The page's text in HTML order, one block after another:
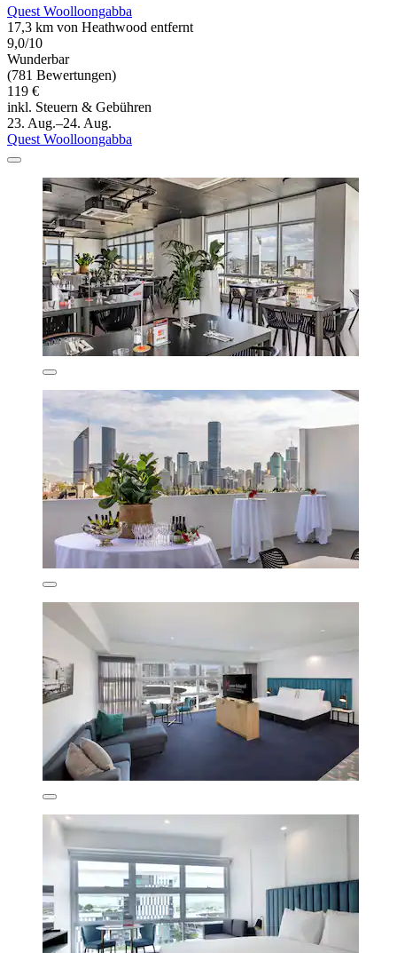
Quest Woolloongabba
17,3 km von Heathwood entfernt
9,0/10
Wunderbar
(781 Bewertungen)
119 €
inkl. Steuern & Gebühren
23. Aug.–24. Aug.
Quest Woolloongabba